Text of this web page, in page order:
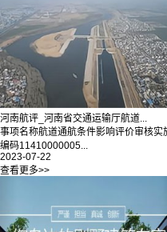
河南航评_河南省交通运输厅航道...
事项名称航道通航条件影响评价审核实
编码11410000005...
2023-07-22
查看更多>>